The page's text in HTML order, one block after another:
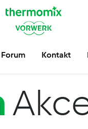
Forum Kontakt